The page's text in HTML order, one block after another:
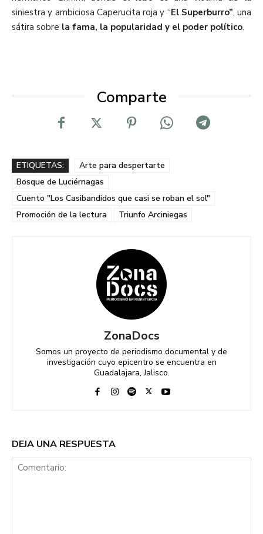
siniestra y ambiciosa Caperucita roja y “El Superburro”, una
sátira sobre la fama, la popularidad y el poder político.
Comparte
ETIQUETAS:
Arte para despertarte
Bosque de Luciérnagas
Cuento "Los Casibandidos que casi se roban el sol"
Promoción de la lectura
Triunfo Arciniegas
ZonaDocs
Somos un proyecto de periodismo documental y de
investigación cuyo epicentro se encuentra en
Guadalajara, Jalisco.
DEJA UNA RESPUESTA